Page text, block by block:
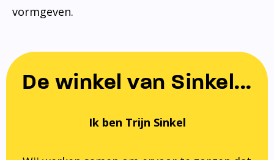
vormgeven.
De winkel van Sinkel...
Ik ben Trijn Sinkel